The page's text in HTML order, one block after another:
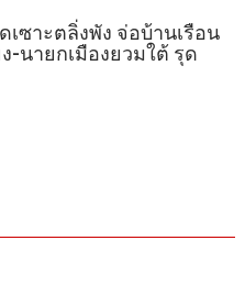
ซาะตลิ่งพัง จ่อบ้านเรือน
-นายกเมืองยวมใต้ รุด